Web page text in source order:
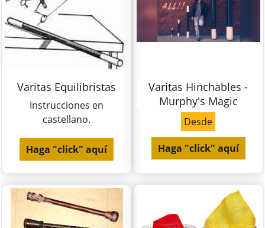
Varitas Equilibristas
Instrucciones en
castellano.
Haga "click" aquí
Varitas Hinchables -
Murphy's Magic
Desde
Haga "click" aquí